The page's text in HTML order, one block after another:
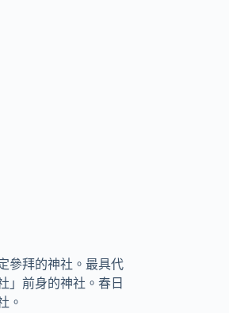
參拜的神社。最具代
」前身的神社。春日
。